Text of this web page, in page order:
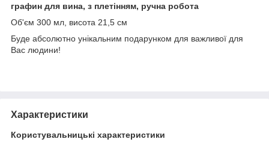
графин для вина, з плетінням, ручна робота
Об'єм 300 мл, висота 21,5 см
Буде абсолютно унікальним подарунком для важливої для
Вас людини!
Характеристики
Користувальницькі характеристики